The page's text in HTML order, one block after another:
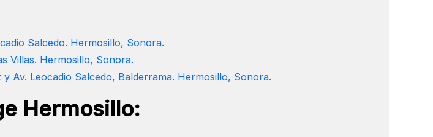
Salcedo. Hermosillo, Sonora.
Villas. Hermosillo, Sonora.
Av. Leocadio Salcedo, Balderrama. Hermosillo, Sonora.
Hermosillo: